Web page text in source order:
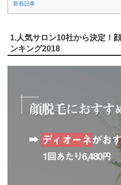
新着記事
1.人気サロン10社から決定！
ンキング2018